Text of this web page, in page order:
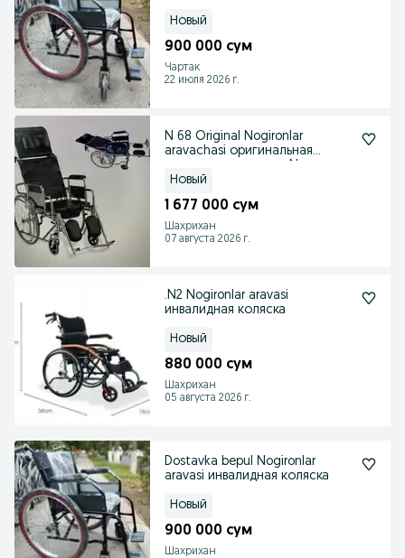
Новый
900 000 сум
Чартак
22 июля 2026 г.
N 68 Original Nogironlar
aravachasi оригинальная
Новый
1 677 000 сум
Шахрихан
07 августа 2026 г.
.N2 Nogironlar aravasi
инвалидная коляска
Новый
880 000 сум
Шахрихан
05 августа 2026 г.
Dostavka bepul Nogironlar
aravasi инвалидная коляска
Новый
900 000 сум
Шахрихан